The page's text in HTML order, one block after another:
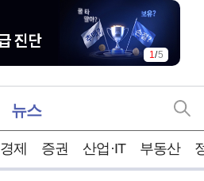
1/5
뉴스
경제 증권 산업·IT 부동산